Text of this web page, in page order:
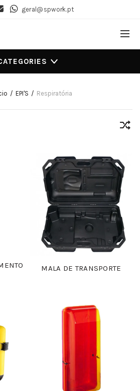
geral@spwork.pt
EPI'S Respiratória
MALA DE TRANSPORTE